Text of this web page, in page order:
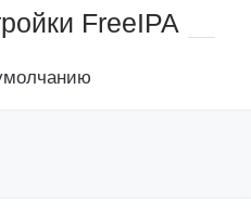
FreeIPA